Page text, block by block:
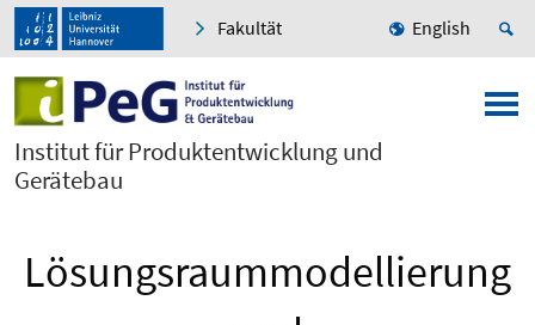
Fakultät English
Institut für Produktentwicklung und
Gerätebau
Lösungsraummodellierung